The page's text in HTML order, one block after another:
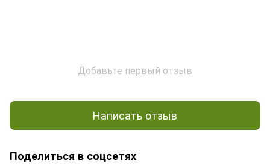
Добавьте первый отзыв
Написать отзыв
Поделиться в соцсетях